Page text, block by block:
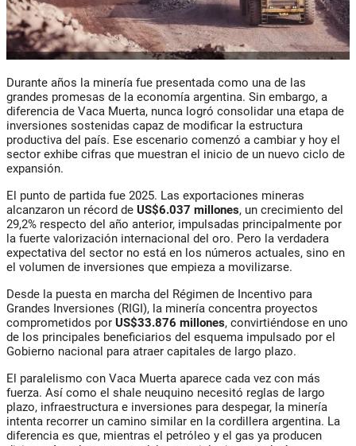
Durante años la minería fue presentada como una de las
grandes promesas de la economía argentina. Sin embargo, a
diferencia de Vaca Muerta, nunca logró consolidar una etapa de
inversiones sostenidas capaz de modificar la estructura
productiva del país. Ese escenario comenzó a cambiar y hoy el
sector exhibe cifras que muestran el inicio de un nuevo ciclo de
expansión.
El punto de partida fue 2025. Las exportaciones mineras
alcanzaron un récord de US$6.037 millones, un crecimiento del
29,2% respecto del año anterior, impulsadas principalmente por
la fuerte valorización internacional del oro. Pero la verdadera
expectativa del sector no está en los números actuales, sino en
el volumen de inversiones que empieza a movilizarse.
Desde la puesta en marcha del Régimen de Incentivo para
Grandes Inversiones (RIGI), la minería concentra proyectos
comprometidos por US$33.876 millones, convirtiéndose en uno
de los principales beneficiarios del esquema impulsado por el
Gobierno nacional para atraer capitales de largo plazo.
El paralelismo con Vaca Muerta aparece cada vez con más
fuerza. Así como el shale neuquino necesitó reglas de largo
plazo, infraestructura e inversiones para despegar, la minería
intenta recorrer un camino similar en la cordillera argentina. La
diferencia es que, mientras el petróleo y el gas ya producen